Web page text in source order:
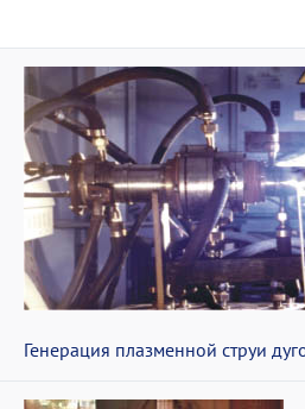
Генерация плазменной струи